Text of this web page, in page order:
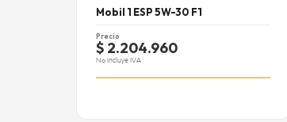
Mobil 1 ESP 5W-30 F1
Precio
$ 2.204.960
No Incluye IVA